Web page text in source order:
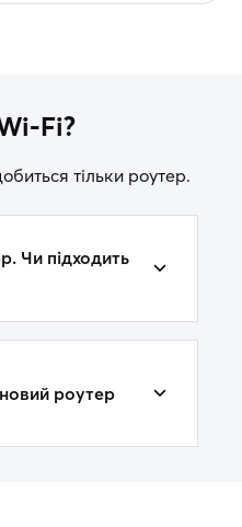
Fi?
тільки роутер.
Чи підходить
роутер